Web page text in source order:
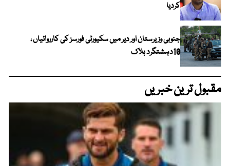
کردیا
جنوبی وزیرستان اور دیر میں سکیورٹی فورسز کی کارروائیاں ،
10دہشتگرد ہلاک
مقبول ترین خبریں